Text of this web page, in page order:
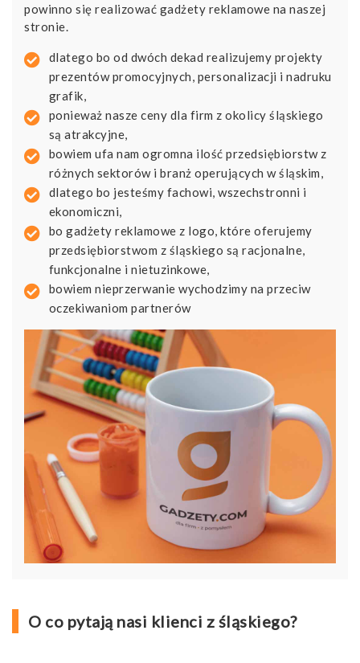
powinno się realizować gadżety reklamowe na naszej
stronie.
dlatego bo od dwóch dekad realizujemy projekty
prezentów promocyjnych, personalizacji i nadruku
grafik,
ponieważ nasze ceny dla firm z okolicy śląskiego
są atrakcyjne,
bowiem ufa nam ogromna ilość przedsiębiorstw z
różnych sektorów i branż operujących w śląskim,
dlatego bo jesteśmy fachowi, wszechstronni i
ekonomiczni,
bo gadżety reklamowe z logo, które oferujemy
przedsiębiorstwom z śląskiego są racjonalne,
funkcjonalne i nietuzinkowe,
bowiem nieprzerwanie wychodzimy na przeciw
oczekiwaniom partnerów
O co pytają nasi klienci z śląskiego?